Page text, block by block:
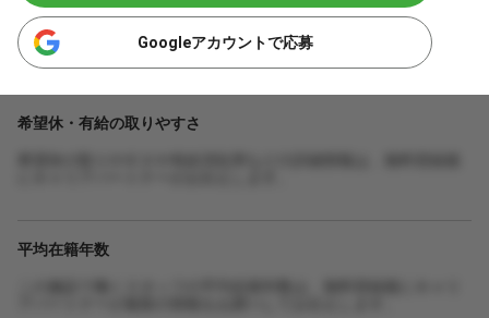
Googleアカウントで応募
希望休・有給の取りやすさ
平均在籍年数